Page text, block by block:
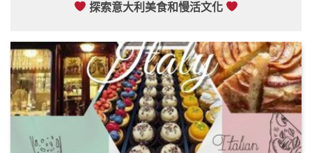
探索意大利美食和慢活文化